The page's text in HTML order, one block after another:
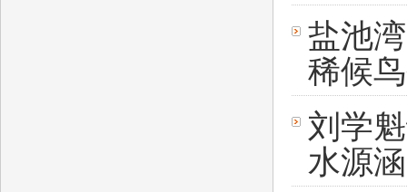
盐池
稀候
刘学
水源